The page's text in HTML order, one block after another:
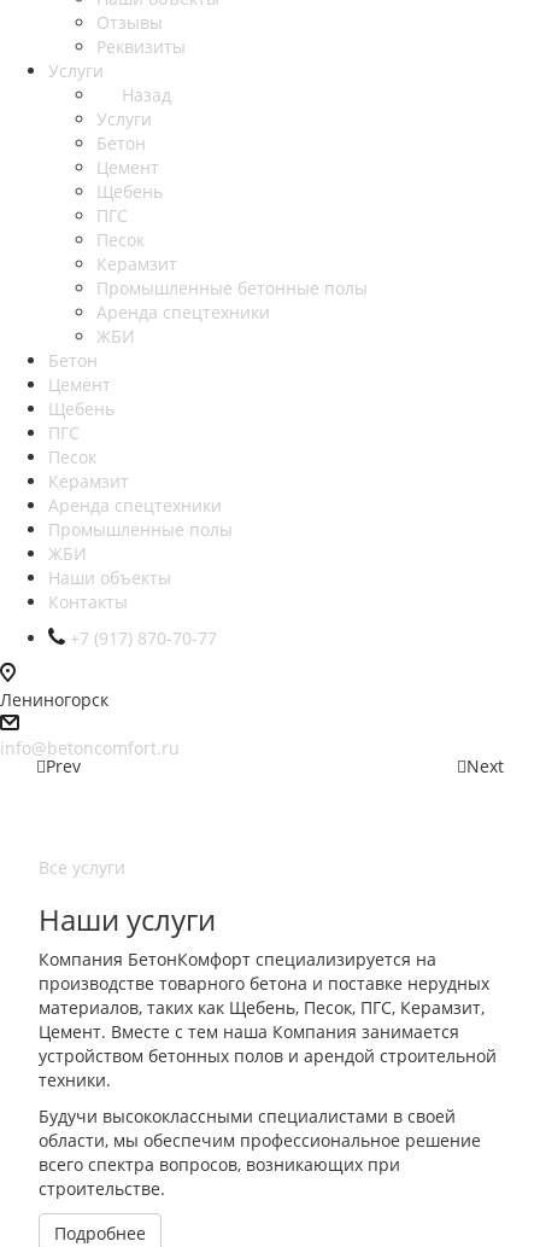
Отзывы
Реквизиты
Услуги
Назад
Услуги
Бетон
Цемент
Щебень
ПГС
Песок
Керамзит
Промышленные бетонные полы
Аренда спецтехники
ЖБИ
Бетон
Цемент
Щебень
ПГС
Песок
Керамзит
Аренда спецтехники
Промышленные полы
ЖБИ
Наши объекты
Контакты
+7 (917) 870-70-77
Лениногорск
info@betoncomfort.ru
Prev Next
Все услуги
Наши услуги
Компания БетонКомфорт специализируется на
производстве товарного бетона и поставке нерудных
материалов, таких как Щебень, Песок, ПГС, Керамзит,
Цемент. Вместе с тем наша Компания занимается
устройством бетонных полов и арендой строительной
техники.
Будучи высококлассными специалистами в своей
области, мы обеспечим профессиональное решение
всего спектра вопросов, возникающих при
строительстве.
Подробнее